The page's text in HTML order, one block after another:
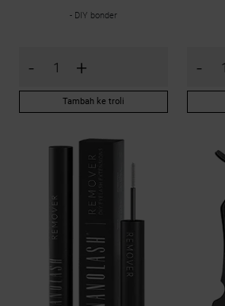
- DIY bonder
- +
Tambah ke troli
-